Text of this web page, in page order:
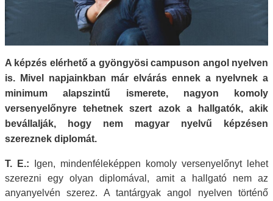
A képzés elérhető a gyöngyösi campuson angol nyelven
is. Mivel napjainkban már elvárás ennek a nyelvnek a
minimum alapszintű ismerete, nagyon komoly
versenyelőnyre tehetnek szert azok a hallgatók, akik
bevállalják, hogy nem magyar nyelvű képzésen
szereznek diplomát.
T. E.:
Igen, mindenféleképpen komoly versenyelőnyt lehet
szerezni egy olyan diplomával, amit a hallgató nem az
anyanyelvén szerez. A tantárgyak angol nyelven történő